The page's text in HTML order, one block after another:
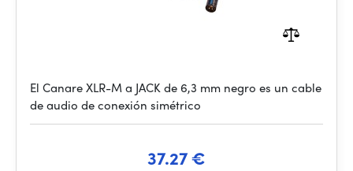
El Canare XLR-M a JACK de 6,3 mm negro es un cable
de audio de conexión simétrico
37.27 €